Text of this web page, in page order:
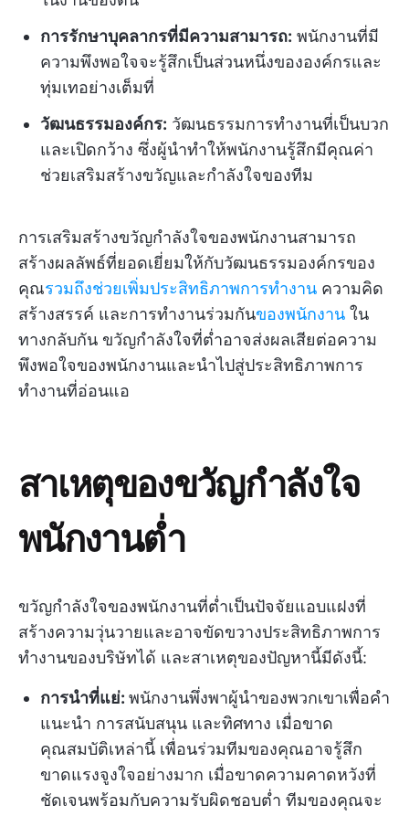
การรักษาบุคลากรที่มีความสามารถ: พนักงานที่มี
ความพึงพอใจจะรู้สึกเป็นส่วนหนึ่งขององค์กรและ
ทุ่มเทอย่างเต็มที่
วัฒนธรรมองค์กร: วัฒนธรรมการทำงานที่เป็นบวก
และเปิดกว้าง ซึ่งผู้นำทำให้พนักงานรู้สึกมีคุณค่า
ช่วยเสริมสร้างขวัญและกำลังใจของทีม
การเสริมสร้างขวัญกำลังใจของพนักงานสามารถ
สร้างผลลัพธ์ที่ยอดเยี่ยมให้กับวัฒนธรรมองค์กรของ
คุณรวมถึงช่วยเพิ่มประสิทธิภาพการทำงาน ความคิด
สร้างสรรค์ และการทำงานร่วมกันของพนักงาน ใน
ทางกลับกัน ขวัญกำลังใจที่ต่ำอาจส่งผลเสียต่อความ
พึงพอใจของพนักงานและนำไปสู่ประสิทธิภาพการ
ทำงานที่อ่อนแอ
สาเหตุของขวัญกำลังใจ
พนักงานต่ำ
ขวัญกำลังใจของพนักงานที่ต่ำเป็นปัจจัยแอบแฝงที่
สร้างความวุ่นวายและอาจขัดขวางประสิทธิภาพการ
ทำงานของบริษัทได้ และสาเหตุของปัญหานี้มีดังนี้:
การนำที่แย่: พนักงานพึ่งพาผู้นำของพวกเขาเพื่อคำ
แนะนำ การสนับสนุน และทิศทาง เมื่อขาด
คุณสมบัติเหล่านี้ เพื่อนร่วมทีมของคุณอาจรู้สึก
ขาดแรงจูงใจอย่างมาก เมื่อขาดความคาดหวังที่
ชัดเจนพร้อมกับความรับผิดชอบต่ำ ทีมของคุณจะ